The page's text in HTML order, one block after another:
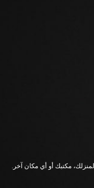
مكتبك أو أي مكان آخر.